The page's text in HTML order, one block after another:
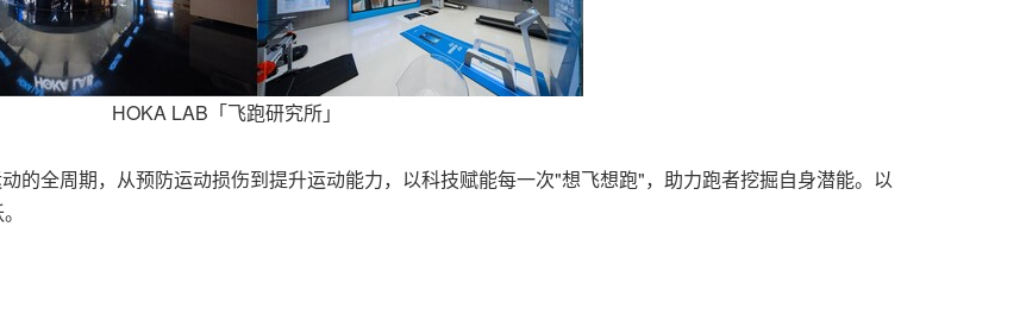
HOKA LAB「飞跑研究所」
的全周期，从预防运动损伤到提升运动能力，以科技赋能每一次"想飞想跑"，助力跑者挖掘自身潜能。以